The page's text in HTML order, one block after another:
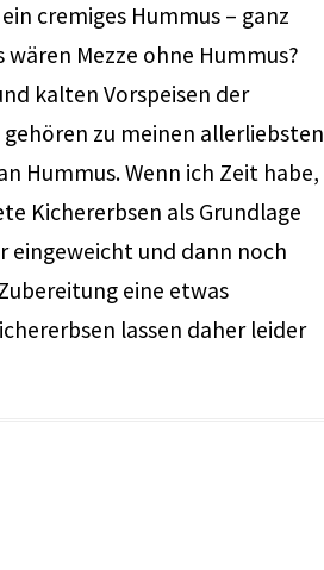
cremiges Hummus – ganz
Mezze ohne Hummus?
kalten Vorspeisen der
zu meinen allerliebsten
Hummus. Wenn ich Zeit habe,
Kichererbsen als Grundlage
eingeweicht und dann noch
eine etwas
lassen daher leider